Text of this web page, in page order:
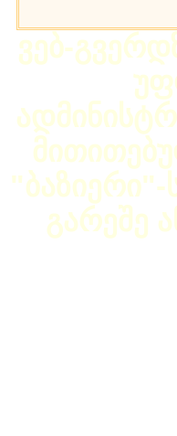
ვებ-
გარეშე